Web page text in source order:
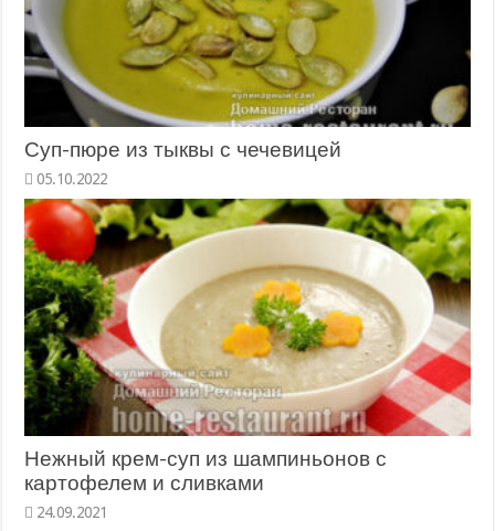
Суп-пюре из тыквы с чечевицей
05.10.2022
Нежный крем-суп из шампиньонов с
картофелем и сливками
24.09.2021